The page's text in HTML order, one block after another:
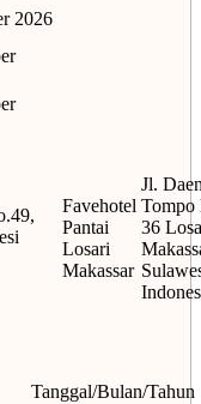
2026
Favehotel
Pantai
Losari
Makassar
Jl.
Tompo
36
Tanggal/Bulan/Tahun